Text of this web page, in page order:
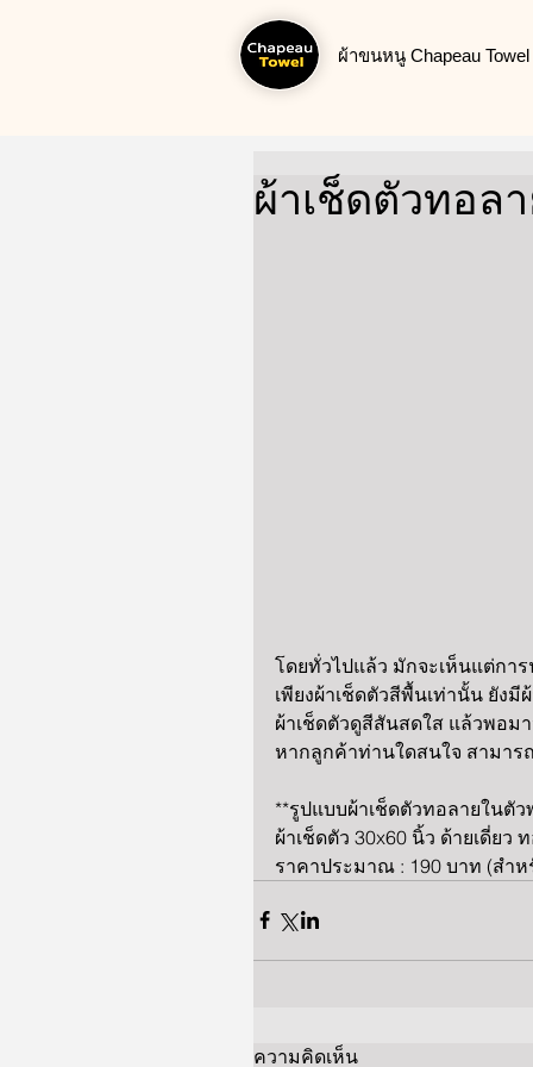
ผ้าขนหนู Chapeau
ผ้าเช็ดตัวทอล
โดยทั่วไปแล้ว มักจะเห็นแต่กา
เพียงผ้าเช็ดตัวสีพื้นเท่านั้น ยัง
ผ้าเช็ดตัวดูสีสันสดใส แล้วพอม
หากลูกค้าท่านใดสนใจ สามาร
**รูปแบบผ้าเช็ดตัวทอลายในตั
ผ้าเช็ดตัว 30x60 นิ้ว ด้ายเดี่ยว
ราคาประมาณ : 190 บาท (สำ
ความคิดเห็น